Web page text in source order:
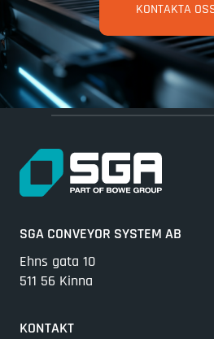
KONTAKTA
SGA CONVEYOR SYSTEM AB
Ehns gata 10
511 56 Kinna
KONTAKT